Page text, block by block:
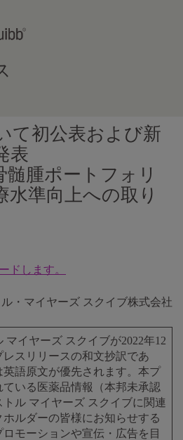
て初公表および新
表
髄腫ポートフォリ
水準向上への取り
ドします。
・マイヤーズ スクイブ株式会社
イヤーズ スクイブが2022年12
レスリリースの和文抄訳であ
語原文が優先されます。本プ
いる医薬品情報（本邦未承認
ル マイヤーズ スクイブに関連
ルダーの皆様にお知らせする
モーションや宣伝・広告を目